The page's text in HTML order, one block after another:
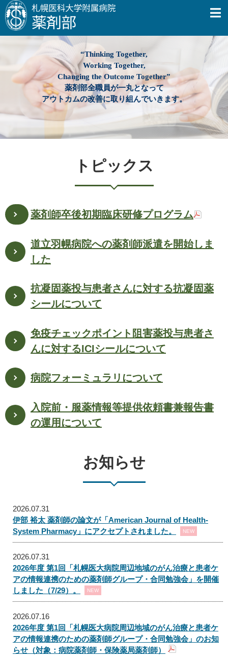
“Thinking Together,
Working Together,
Changing the Outcome Together”
薬剤部全職員が一丸となって
アウトカムの改善に取り組んでいきます。
トピックス
薬剤師卒後初期臨床研修プログラム
道立羽幌病院への薬剤師派遣を開始しま
した
抗凝固薬投与患者さんに対する抗凝固薬
シールについて
免疫チェックポイント阻害薬投与患者さ
んに対するICIシールについて
病院フォーミュラリについて
入院前・服薬情報等提供依頼書兼報告書
の運用について
お知らせ
2026.07.31
伊部 裕太 薬剤師の論文が「American Journal of Health-
System Pharmacy」にアクセプトされました。
NEW
2026.07.31
2026年度 第1回「札幌医大病院周辺地域のがん治療と患者ケ
アの情報連携のための薬剤師グループ・合同勉強会」を開催
しました（7/29）。
NEW
2026.07.16
2026年度 第1回「札幌医大病院周辺地域のがん治療と患者ケ
アの情報連携のための薬剤師グループ・合同勉強会」のお知
らせ（対象：病院薬剤師・保険薬局薬剤師）